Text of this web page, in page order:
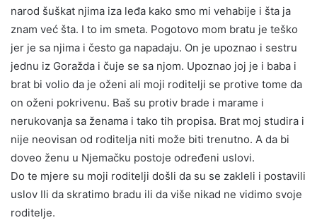
narod šuškat njima iza leđa kako smo mi vehabije i šta ja
znam već šta. I to im smeta. Pogotovo mom bratu je teško
jer je sa njima i često ga napadaju. On je upoznao i sestru
jednu iz Goražda i čuje se sa njom. Upoznao joj je i baba i
brat bi volio da je oženi ali moji roditelji se protive tome da
on oženi pokrivenu. Baš su protiv brade i marame i
nerukovanja sa ženama i tako tih propisa. Brat moj studira i
nije neovisan od roditelja niti može biti trenutno. A da bi
doveo ženu u Njemačku postoje određeni uslovi.
Do te mjere su moji roditelji došli da su se zakleli i postavili
uslov Ili da skratimo bradu ili da više nikad ne vidimo svoje
roditelje.